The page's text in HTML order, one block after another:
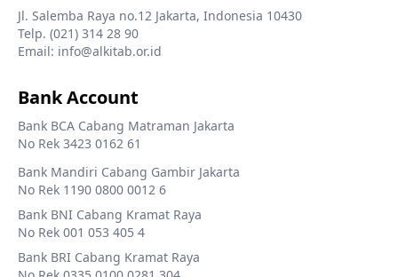
Jl. Salemba Raya no.12 Jakarta, Indonesia 10430
Telp. (021) 314 28 90
Email: info@alkitab.or.id
Bank Account
Bank BCA Cabang Matraman Jakarta
No Rek 3423 0162 61
Bank Mandiri Cabang Gambir Jakarta
No Rek 1190 0800 0012 6
Bank BNI Cabang Kramat Raya
No Rek 001 053 405 4
Bank BRI Cabang Kramat Raya